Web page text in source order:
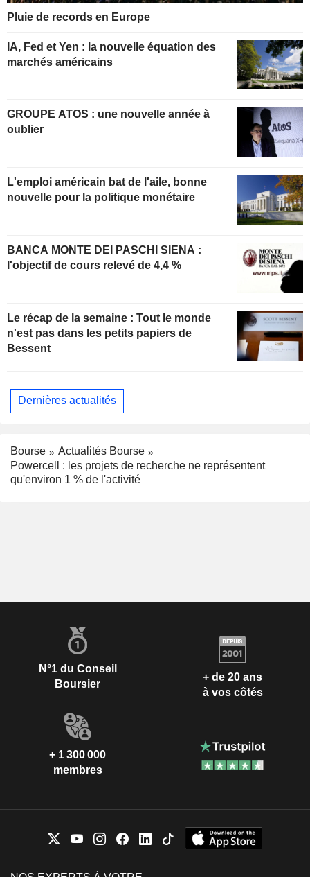
Pluie de records en Europe
IA, Fed et Yen : la nouvelle équation des
marchés américains
GROUPE ATOS : une nouvelle année à
oublier
L'emploi américain bat de l'aile, bonne
nouvelle pour la politique monétaire
BANCA MONTE DEI PASCHI SIENA :
l'objectif de cours relevé de 4,4 %
Le récap de la semaine : Tout le monde
n'est pas dans les petits papiers de
Bessent
Dernières actualités
Bourse
Actualités Bourse
Powercell : les projets de recherche ne représentent
qu'environ 1 % de l'activité
N°1 du Conseil
Boursier
+ de 20 ans
à vos côtés
+ 1 300 000
membres